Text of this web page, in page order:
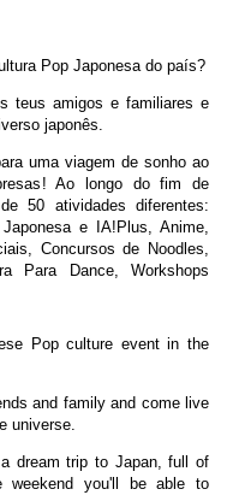
Pop Japonesa do país?
teus amigos e familiares e
japonês.
uma viagem de sonho ao
Ao longo do fim de
50 atividades diferentes:
e IA!Plus, Anime,
Concursos de Noodles,
Para Dance, Workshops
Pop culture event in the
and family and come live
universe.
dream trip to Japan, full of
weekend you'll be able to